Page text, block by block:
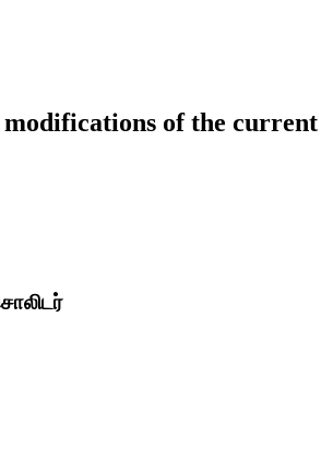
of the current